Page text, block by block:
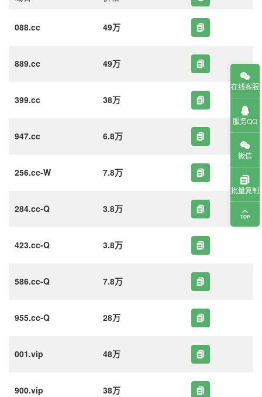
088.cc 49万
889.cc 49万
399.cc 38万
947.cc 6.8万
256.cc-W 7.8万
284.cc-Q 3.8万
423.cc-Q 3.8万
586.cc-Q 7.8万
955.cc-Q 28万
001.vip 48万
900.vip 38万
在线客服
服务QQ
微信
批量复制